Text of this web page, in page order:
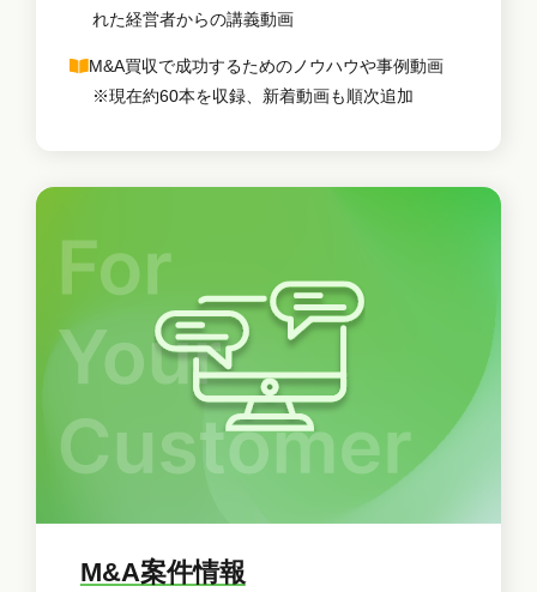
れた経営者からの講義動画
M&A買収で成功するためのノウハウや事例動画
※現在約60本を収録、新着動画も順次追加
M&A案件情報